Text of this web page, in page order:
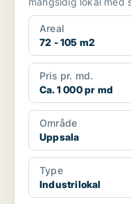
Areal
72 - 105 m2
Pris pr. md.
Ca. 1 000 pr md
Område
Uppsala
Type
Industrilokal